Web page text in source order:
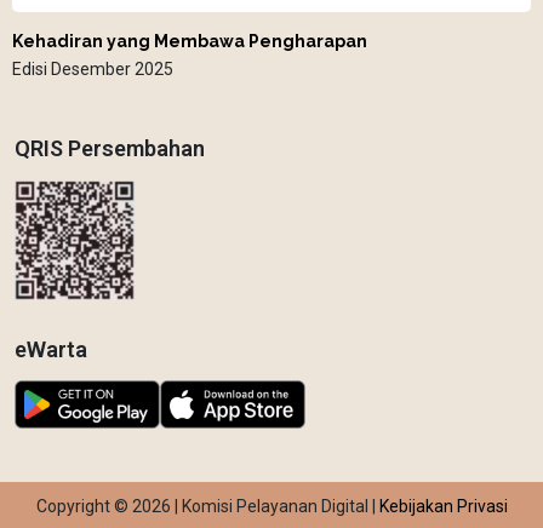
Kehadiran yang Membawa Pengharapan
Edisi Desember 2025
QRIS Persembahan
eWarta
Copyright © 2026 | Komisi Pelayanan Digital | Kebijakan Privasi